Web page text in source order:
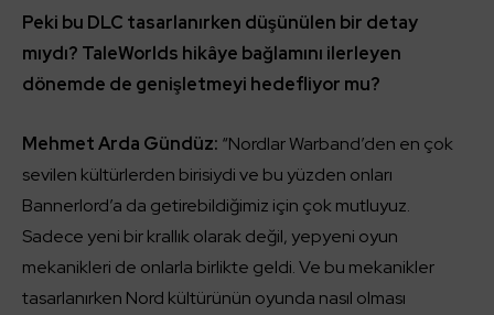
Peki bu DLC tasarlanırken düşünülen bir detay
mıydı? TaleWorlds hikâye bağlamını ilerleyen
dönemde de genişletmeyi hedefliyor mu?
Mehmet Arda Gündüz: “Nordlar Warband’den en çok
sevilen kültürlerden birisiydi ve bu yüzden onları
Bannerlord’a da getirebildiğimiz için çok mutluyuz.
Sadece yeni bir krallık olarak değil, yepyeni oyun
mekanikleri de onlarla birlikte geldi. Ve bu mekanikler
tasarlanırken Nord kültürünün oyunda nasıl olması